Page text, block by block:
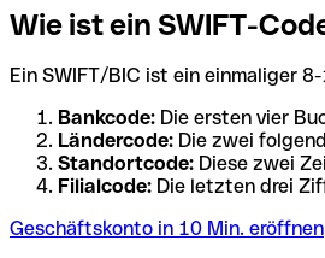
Wie ist ein SWIFT-
Ein SWIFT/BIC ist ein einmaliger
Bankcode: Die ersten vier
Ländercode: Die zwei
Standortcode: Diese zwei
Filialcode: Die letzten drei
Geschäftskonto in 10 Min. eröffnen